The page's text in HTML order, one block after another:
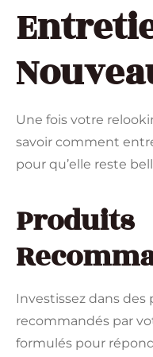
Une fois votre
savoir comment
pour qu’elle reste
Produits
Investissez dans
recommandés par
formulés pour